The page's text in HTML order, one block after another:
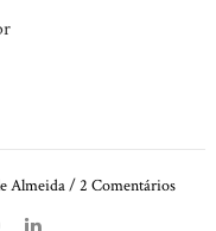
Almeida/2 Comentários